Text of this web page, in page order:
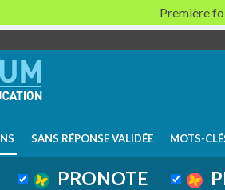
SANS RÉPONSE VALIDÉE MOTS-
PRONOTE
Première